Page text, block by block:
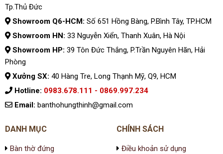
Tp.Thủ Đức
Showroom Q6-HCM: Số 651 Hồng Bàng, P.Bình Tây, TP.HCM
Showroom HN: 33 Nguyễn Xiển, Thanh Xuân, Hà Nội
Showroom HP: 39 Tôn Đức Thắng, P.Trần Nguyên Hãn, Hải
Phòng
Xưởng SX: 40 Hàng Tre, Long Thạnh Mỹ, Q9, HCM
Hotline: 0983.678.111 - 0869.997.234
Email: banthohungthinh@gmail.com
DANH MỤC
Bàn thờ đứng
CHÍNH SÁCH
Điều khoản sử dụng